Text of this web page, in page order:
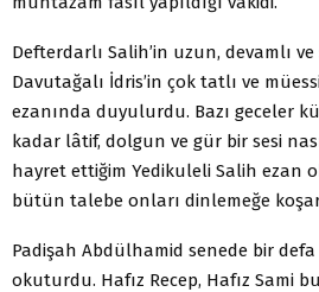
Defterdarlı Salih’in uzun, devamlı ve
Davutağalı İdris’in çok tatlı ve
ezanında duyulurdu. Bazı geceler
kadar lâtif, dolgun ve gür bir sesi
hayret ettiğim Yedikuleli Salih ezan
bütün talebe onları dinlemeğe
Padişah Abdülhamid senede bir
okuturdu. Hafız Recep, Hafız Sami